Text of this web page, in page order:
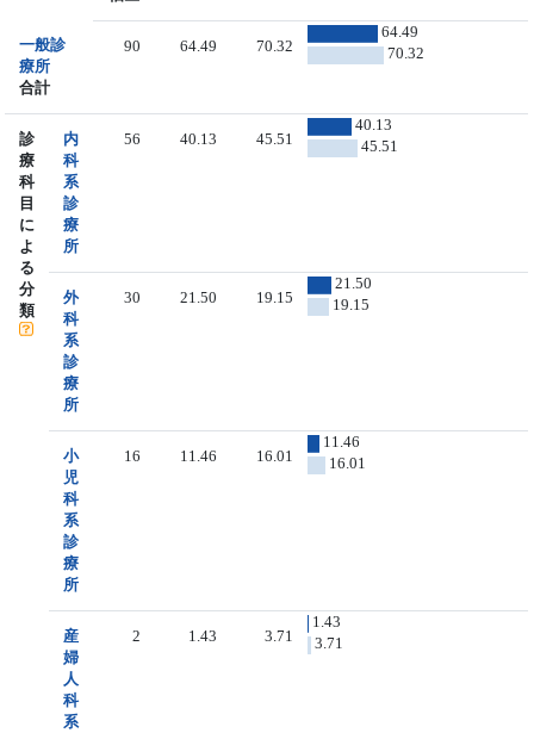
一般診
療所
合計
90 64.49 70.32
64.49
70.32
診
療
科
目
に
よ
る
分
類
内
科
系
診
療
所
56 40.13 45.51
40.13
45.51
外
科
系
診
療
所
30 21.50 19.15
21.50
19.15
小
児
科
系
診
療
所
16 11.46 16.01
11.46
16.01
産
婦
人
科
系
2 1.43 3.71
1.43
3.71